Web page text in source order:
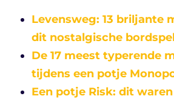
Levensweg: 13 briljante
dit nostalgische
De 17 meest typerende
tijdens een potje
Een potje Risk: dit